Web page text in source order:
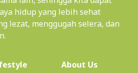
hidup yang lebih sehat
lezat, menggugah selera, dan
About Us(current)